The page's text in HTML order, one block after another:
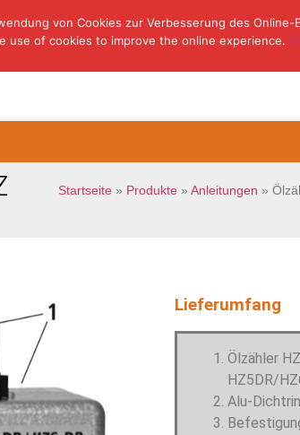
Startseite » Produkte » Anleitungen »
Lieferumfang
Ölzähler
HZ5DR/
Alu-
von Cookies zur Verbesserung des Online-
use of cookies to improve the online experience.